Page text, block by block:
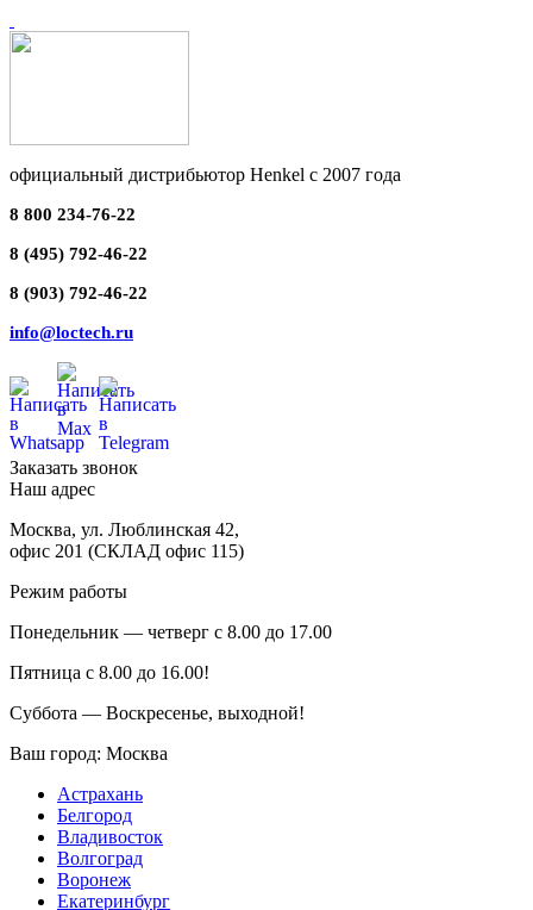
официальный дистрибьютор Henkel с 2007 года
8 800 234-76-22
8 (495) 792-46-22
8 (903) 792-46-22
info@loctech.ru
Заказать звонок
Наш адрес
Москва, ул. Люблинская 42,
офис 201 (СКЛАД офис 115)
Режим работы
Понедельник — четверг с 8.00 до 17.00
Пятница с 8.00 до 16.00!
Суббота — Воскресенье, выходной!
Ваш город: Москва
Астрахань
Белгород
Владивосток
Волгоград
Воронеж
Екатеринбург